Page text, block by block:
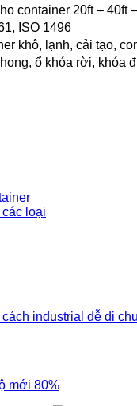
container 20ft – 40ft
ISO 1496
khô, lạnh, cải tạo,
ổ khóa rời, khóa
loại
mới 80%